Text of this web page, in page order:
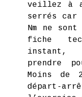
veillez à
serrés car
Nm ne
fiche
instant,
prendre
Moins de
départ-